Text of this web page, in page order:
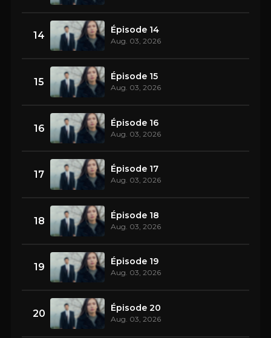
14 Épisode 14
Aug. 03, 2026
15 Épisode 15
Aug. 03, 2026
16 Épisode 16
Aug. 03, 2026
17 Épisode 17
Aug. 03, 2026
18 Épisode 18
Aug. 03, 2026
19 Épisode 19
Aug. 03, 2026
20 Épisode 20
Aug. 03, 2026